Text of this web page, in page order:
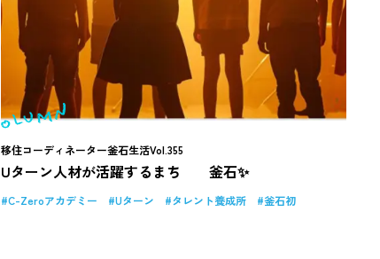
移住コーディネーター釜石生活Vol.355
Uターン人材が活躍するまち 釜石✨
C-Zeroアカデミー Uターン タレント養成所 釜石初